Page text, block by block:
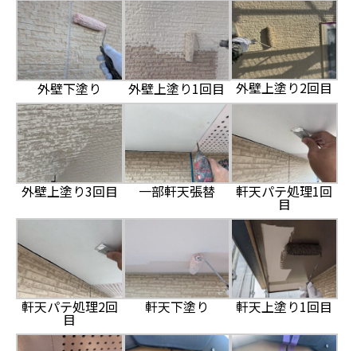
外壁下塗り 外壁上塗り1回目 外壁上塗り2回目
外壁上塗り3回目 一部軒天張替 軒天パテ処理1回
目
軒天パテ処理2回
目
軒天下塗り 軒天上塗り1回目